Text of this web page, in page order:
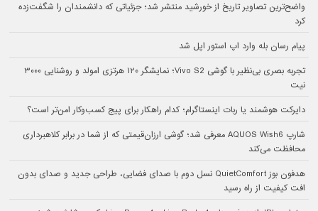
واضح‌ترین تصاویر تاریخ از خورشید منتشر شد؛ جزئیاتی که دانشمندان را شگفت‌زده
کرد
پیام رسان بله وارد اپ استور اپل شد
تجربه بصری بی‌نظیر با گوشی Vivo S2؛ نمایشگر ۱۲۰ هرتزی امولد و روشنایی ۳۰۰۰
نیت
دایرکت هوشمند یا ربات اینستاگرام؛ کدام راهکار برای پیج کسب‌وکار امن‌تر است؟
شارپ AQUOS Wish6 معرفی شد؛ گوشی ارزان‌قیمتی که از شما در برابر کلاهبرداری
محافظت می‌کند
هدفون بوز QuietComfort نسل دوم با صدای فضایی، طراحی جدید و صدای بدون
افت کیفیت از راه رسید